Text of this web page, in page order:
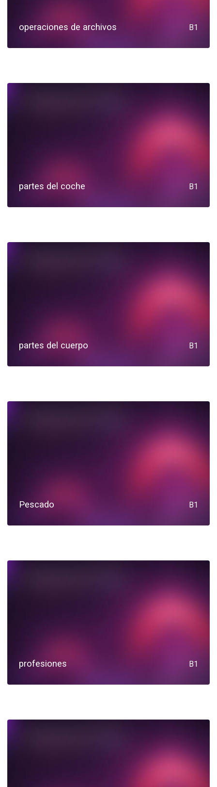
operaciones de archivos B1
partes del coche B1
partes del cuerpo B1
Pescado B1
profesiones B1